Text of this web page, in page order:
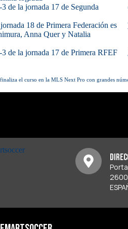
el curso en la MLS Next Pro con grandes